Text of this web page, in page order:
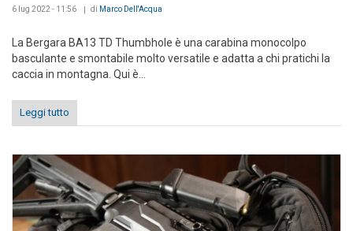
6 lug 2022 - 11:56 di Marco Dell'Acqua
La Bergara BA13 TD Thumbhole è una carabina monocolpo
basculante e smontabile molto versatile e adatta a chi pratichi la
caccia in montagna. Qui è...
Leggi tutto